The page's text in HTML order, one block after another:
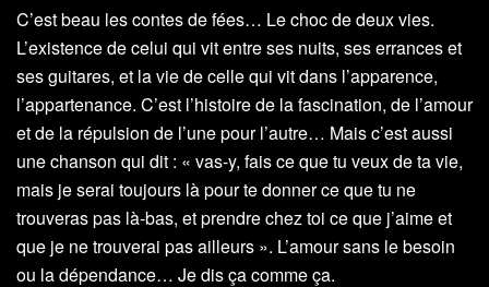
C’est beau les contes de fées… Le choc de deux vies.
L’existence de celui qui vit entre ses nuits, ses errances et
ses guitares, et la vie de celle qui vit dans l’apparence,
l’appartenance. C’est l’histoire de la fascination, de l’amour
et de la répulsion de l’une pour l’autre… Mais c’est aussi
une chanson qui dit : « vas-y, fais ce que tu veux de ta vie,
mais je serai toujours là pour te donner ce que tu ne
trouveras pas là-bas, et prendre chez toi ce que j’aime et
que je ne trouverai pas ailleurs ». L’amour sans le besoin
ou la dépendance… Je dis ça comme ça.